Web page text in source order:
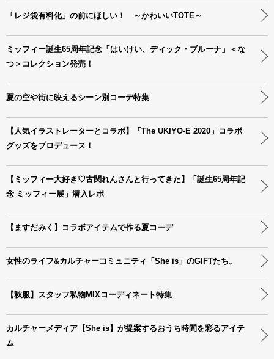
「レジ袋有料化」の前にほしい！ ～かわいいTOTE～
ミッフィー誕生65周年記念「はいけい、ディック・ブルーナ」＜な
つ＞コレクション発売！
夏の空や街に映えるシーン別コーデ特集
【人気イラストレーターとコラボ】「The UKIYO-E 2020」コラボ
グッズをプロデュース！
【ミッフィー大好き♡古関れんさんと行ってきた】「誕生65周年記
念 ミッフィー展」潜入レポ
【ますだみく】コラボアイテムで作る夏コーデ
女性のライフ&カルチャーコミュニティ「She is」のGIFTたち。
【秋服】スタッフ私物MIXコーディネート特集
カルチャーメディア【She is】が提案するおうち時間を彩るアイテ
ム